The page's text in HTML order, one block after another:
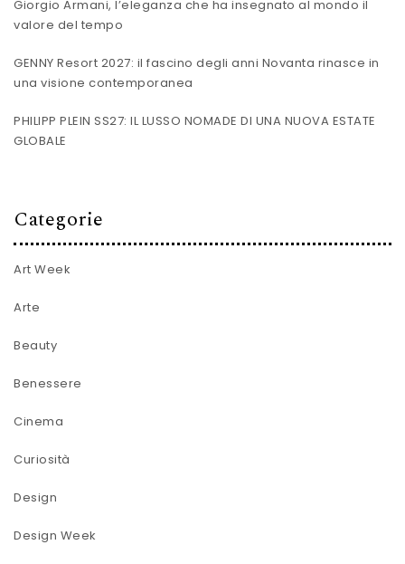
Giorgio Armani, l’eleganza che ha insegnato al mondo il
valore del tempo
GENNY Resort 2027: il fascino degli anni Novanta rinasce in
una visione contemporanea
PHILIPP PLEIN SS27: IL LUSSO NOMADE DI UNA NUOVA ESTATE
GLOBALE
Categorie
Art Week
Arte
Beauty
Benessere
Cinema
Curiosità
Design
Design Week